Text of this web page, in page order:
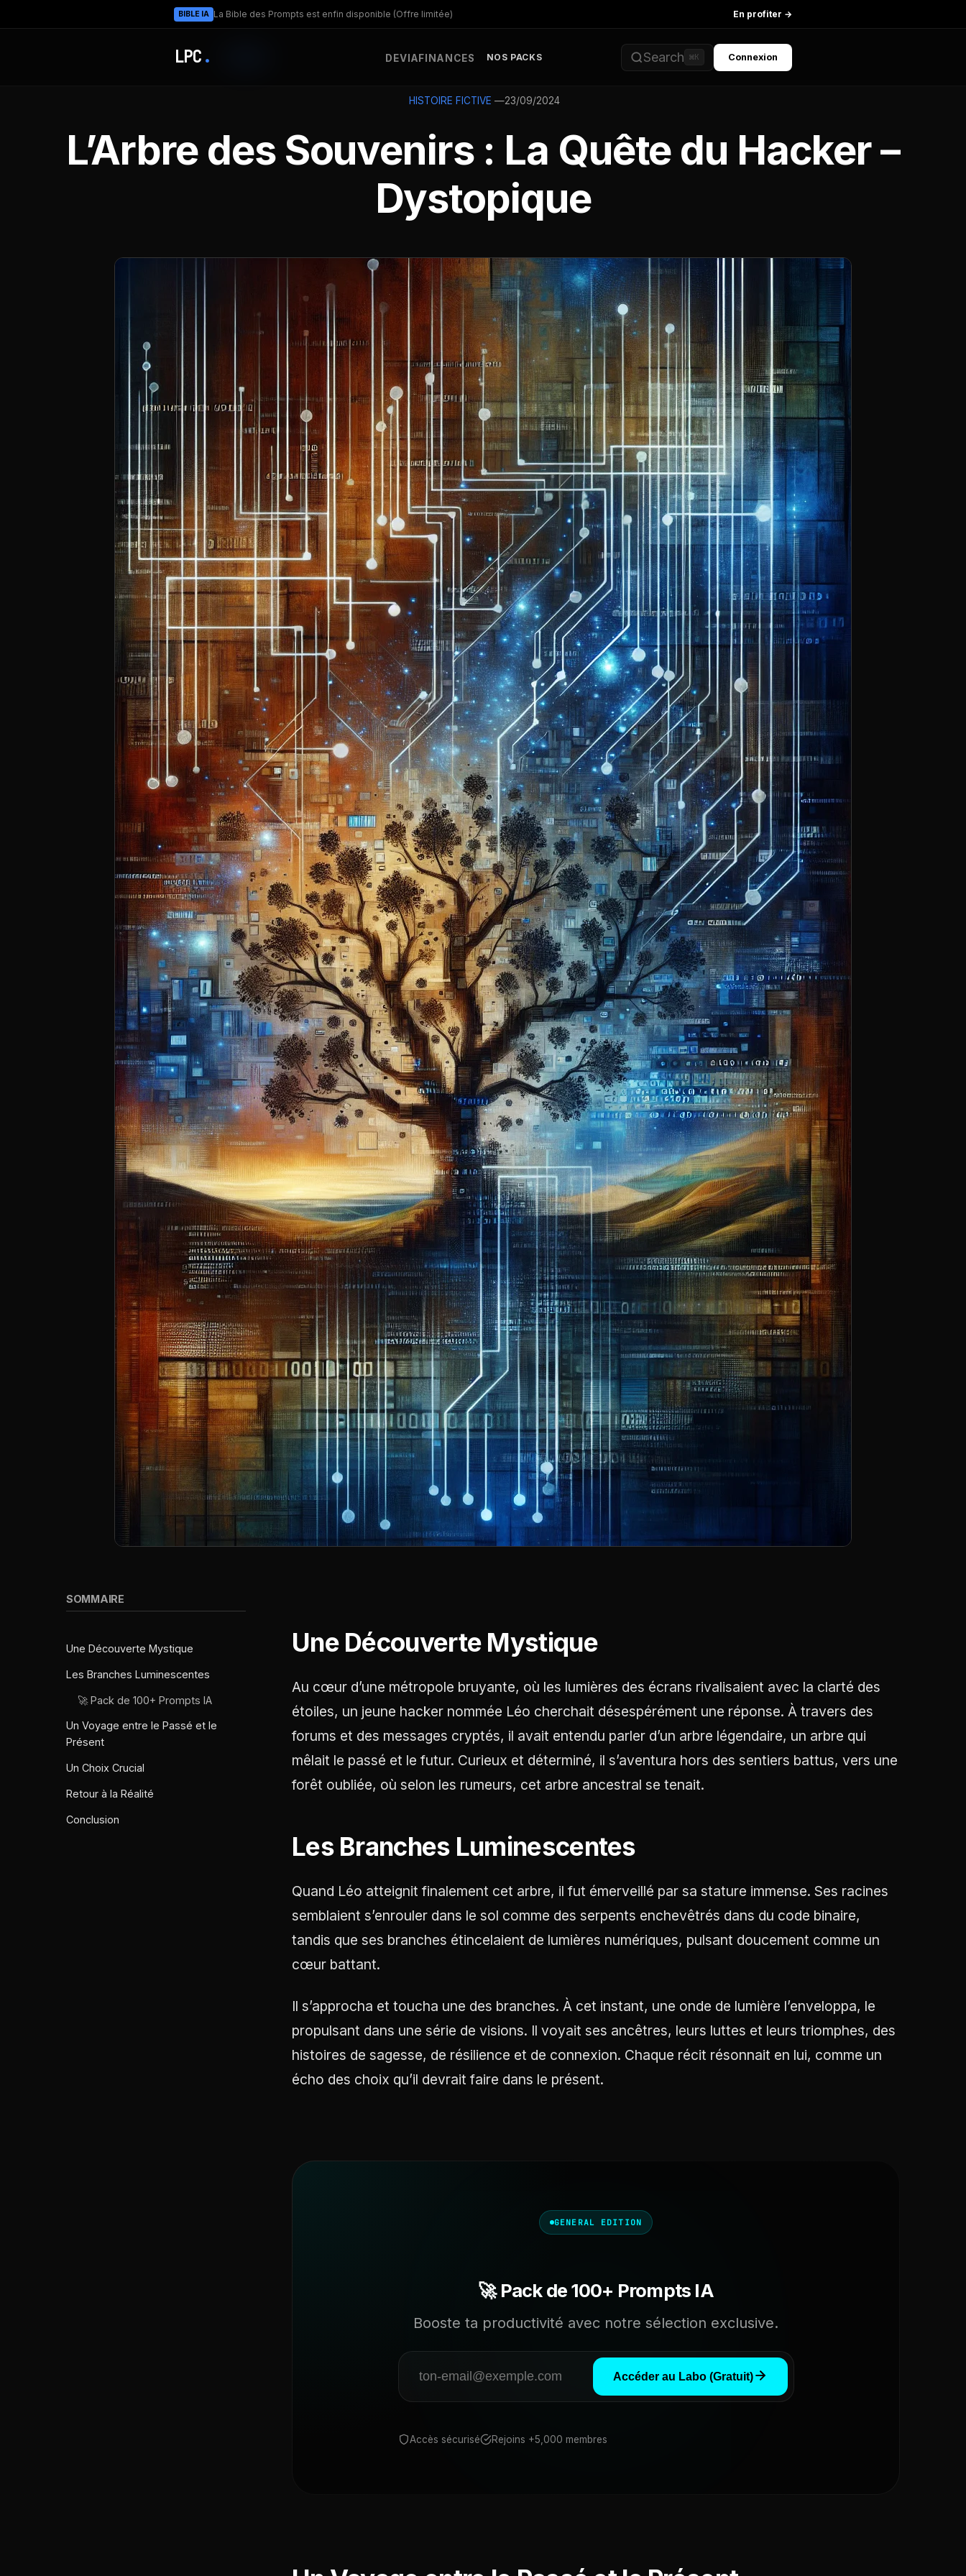
BIBLE IA La Bible des Prompts est enfin disponible (Offre limitée) En profiter →
LPC . DEVIAFINANCES NOS PACKS Search ⌘K Connexion
HISTOIRE FICTIVE —23/09/2024
L’Arbre des Souvenirs : La Quête du Hacker –
Dystopique
SOMMAIRE
Une Découverte Mystique
Les Branches Luminescentes
🚀 Pack de 100+ Prompts IA
Un Voyage entre le Passé et le
Présent
Un Choix Crucial
Retour à la Réalité
Conclusion
Une Découverte Mystique
Au cœur d’une métropole bruyante, où les lumières des écrans rivalisaient avec la clarté des
étoiles, un jeune hacker nommée Léo cherchait désespérément une réponse. À travers des
forums et des messages cryptés, il avait entendu parler d’un arbre légendaire, un arbre qui
mêlait le passé et le futur. Curieux et déterminé, il s’aventura hors des sentiers battus, vers une
forêt oubliée, où selon les rumeurs, cet arbre ancestral se tenait.
Les Branches Luminescentes
Quand Léo atteignit finalement cet arbre, il fut émerveillé par sa stature immense. Ses racines
semblaient s’enrouler dans le sol comme des serpents enchevêtrés dans du code binaire,
tandis que ses branches étincelaient de lumières numériques, pulsant doucement comme un
cœur battant.
Il s’approcha et toucha une des branches. À cet instant, une onde de lumière l’enveloppa, le
propulsant dans une série de visions. Il voyait ses ancêtres, leurs luttes et leurs triomphes, des
histoires de sagesse, de résilience et de connexion. Chaque récit résonnait en lui, comme un
écho des choix qu’il devrait faire dans le présent.
GENERAL EDITION
🚀 Pack de 100+ Prompts IA
Booste ta productivité avec notre sélection exclusive.
Accéder au Labo (Gratuit)
Accès sécurisé Rejoins +5,000 membres